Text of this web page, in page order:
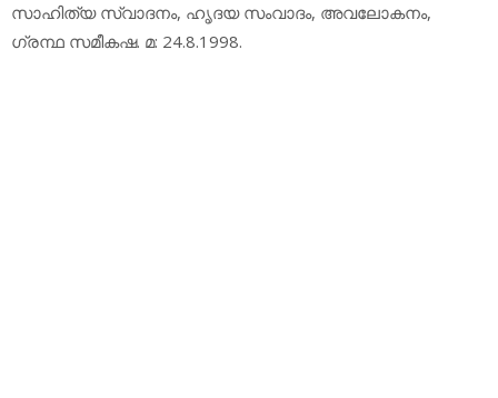
സാഹിത്യ സ്വാദനം, ഹൃദയ സംവാദം, അവലോകനം,
ഗ്രന്ഥ സമീകഷ. മ: 24.8.1998.